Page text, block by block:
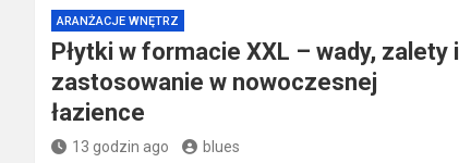
ARANŻACJE WNĘTRZ
Płytki w formacie XXL – wady, zalety i
zastosowanie w nowoczesnej
łazience
13 godzin ago blues